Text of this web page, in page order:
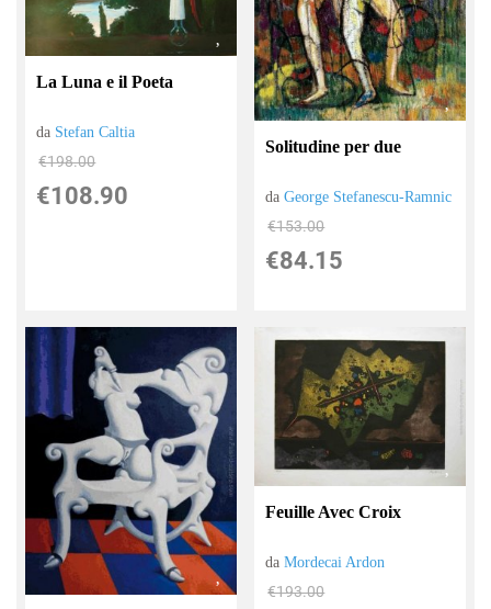
La Luna e il Poeta
da Stefan Caltia
€198.00
€108.90
Solitudine per due
daGeorge Stefanescu-Ramnic
€153.00
€84.15
Feuille Avec Croix
daMordecai Ardon
€193.00